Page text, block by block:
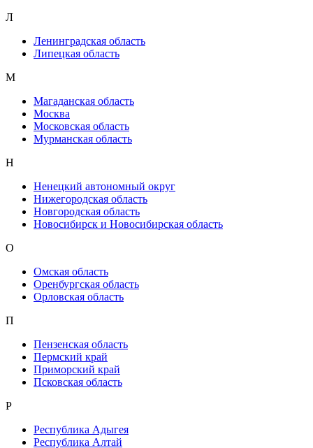
Л
Ленинградская область
Липецкая область
М
Магаданская область
Москва
Московская область
Мурманская область
Н
Ненецкий автономный округ
Нижегородская область
Новгородская область
Новосибирск и Новосибирская область
О
Омская область
Оренбургская область
Орловская область
П
Пензенская область
Пермский край
Приморский край
Псковская область
Р
Республика Адыгея
Республика Алтай